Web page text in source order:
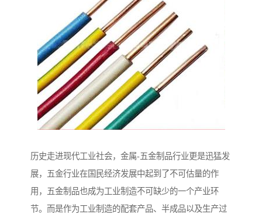
历史走进现代工业社会，金属-五金制品行业更是迅猛发
展，五金行业在国民经济发展中起到了不可估量的作
用，五金制品也成为工业制造不可缺少的一个产业环
节。而是作为工业制造的配套产品、半成品以及生产过